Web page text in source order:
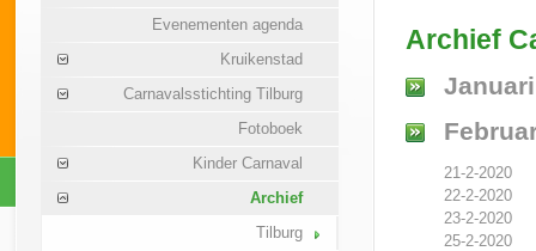
Evenementen agenda
Kruikenstad
Carnavalsstichting Tilburg
Fotoboek
Kinder Carnaval
Archief
Tilburg
Archief
21-2-2020
22-2-2020
23-2-2020
25-2-2020